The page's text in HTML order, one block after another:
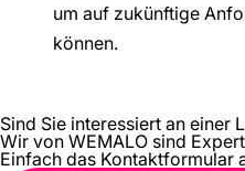
um auf zukünftige
können.
Sind Sie interessiert an einer
Wir von WEMALO sind
Einfach das Kontaktformular